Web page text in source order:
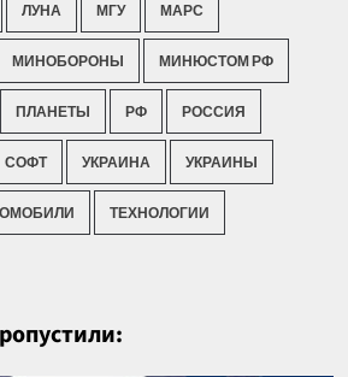
ЛУНА МГУ МАРС
МИНОБОРОНЫ МИНЮСТОМ РФ
ПЛАНЕТЫ РФ РОССИЯ
СОФТ УКРАИНА УКРАИНЫ
ТЕХНОЛОГИИ